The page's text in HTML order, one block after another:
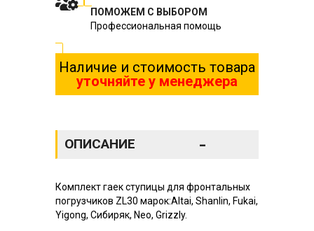
ПОМОЖЕМ С ВЫБОРОМ
Профессиональная помощь
Наличие и стоимость товара
уточняйте у менеджера
ОПИСАНИЕ -
Комплект гаек ступицы для фронтальных
погрузчиков ZL30 марок:Altai, Shanlin, Fukai,
Yigong, Сибиряк, Neo, Grizzly.